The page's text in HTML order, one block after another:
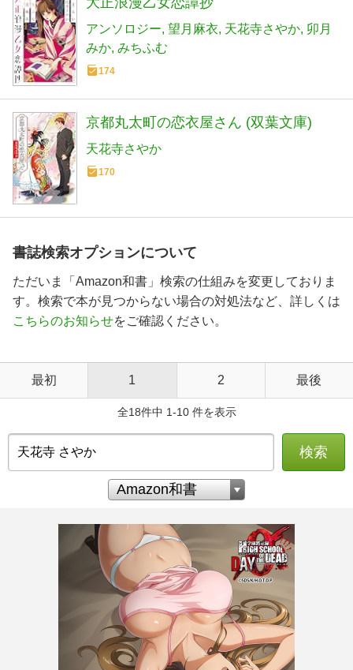
アンソロジー 望月麻衣 天花寺さやか 卯月
みか みちふむ
174
京都丸太町の恋衣屋さん (双葉文庫)
天花寺さやか
170
書誌検索オプションについて
ただいま「Amazon和書」検索の仕組みを変更しておりま
す。検索で本が見つからない場合の対処法など、詳しくは
こちらのお知らせをご確認ください。
最初 1 2 最後
全18件中 1-10 件を表示
検索